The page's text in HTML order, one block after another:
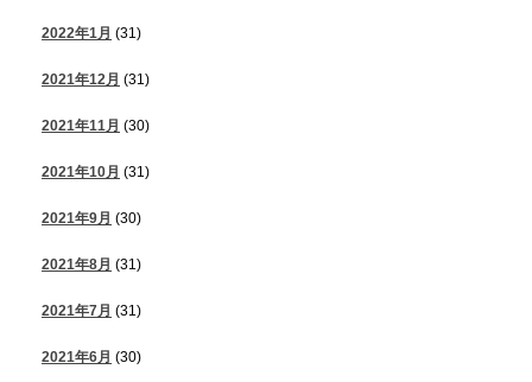
2022年1月 (31)
2021年12月 (31)
2021年11月 (30)
2021年10月 (31)
2021年9月 (30)
2021年8月 (31)
2021年7月 (31)
2021年6月 (30)